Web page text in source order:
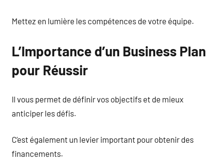
Mettez en lumière les compétences de votre équipe.
L’Importance d’un Business Plan
pour Réussir
Il vous permet de définir vos objectifs et de mieux
anticiper les défis.
C’est également un levier important pour obtenir des
financements.